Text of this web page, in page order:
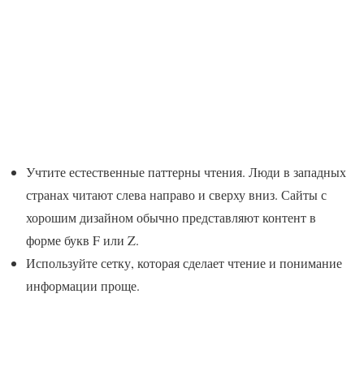
Учтите естественные паттерны чтения. Люди в западных
странах читают слева направо и сверху вниз. Сайты с
хорошим дизайном обычно представляют контент в
форме букв F или Z.
Используйте сетку, которая сделает чтение и понимание
информации проще.